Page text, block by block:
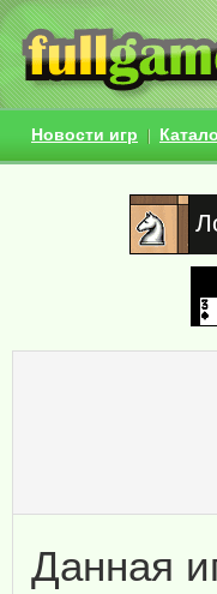
Новости игр
Данная